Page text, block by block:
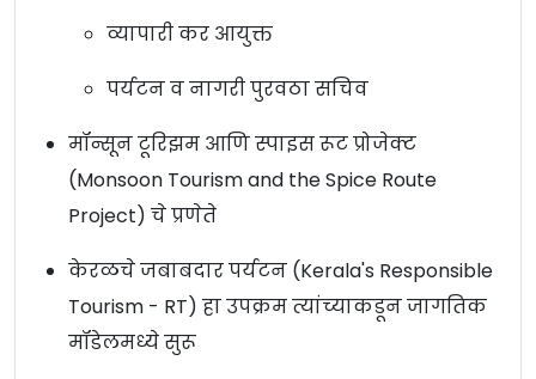
व्यापारी कर आयुक्त
पर्यटन व नागरी पुरवठा सचिव
मॉन्सून टूरिझम आणि स्पाइस रूट प्रोजेक्ट
(Monsoon Tourism and the Spice Route
Project) चे प्रणेते
केरळचे जबाबदार पर्यटन (Kerala's Responsible
Tourism - RT) हा उपक्रम त्यांच्याकडून जागतिक
मॉडेलमध्ये सुरू